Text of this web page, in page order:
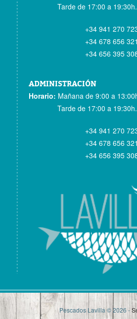
Tarde de 17:00 a 19:30h.
+34 941 270
+34 678 656 321
+34 656 395
ADMINISTRACIÓN
Horario: Mañana de 9:00 a
Tarde de 17:00 a 19:30h.
+34 941 270
+34 678 656 321
+34 656 395
Pescados Lavilla © 2026 -